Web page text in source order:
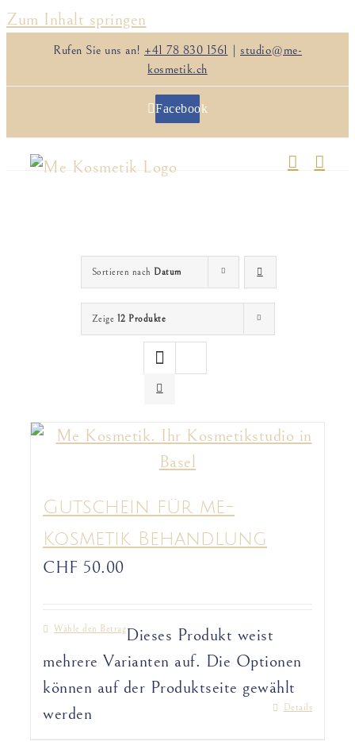
Zum Inhalt springen
Rufen Sie uns an! +41 78 830 1561 | studio@me-
kosmetik.ch
Facebook
Sortieren nach Datum
Zeige 12 Produkte
Gutschein für me-
Kosmetik Behandlung
CHF 50.00
Wähle den BetragDieses Produkt weist
mehrere Varianten auf. Die Optionen
können auf der Produktseite gewählt
werden
Details